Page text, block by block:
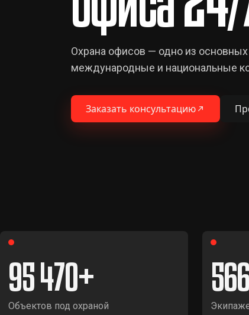
Охрана офисов — одно из
международные и национальные
Заказать консультацию
95 470
Объектов под охраной
566